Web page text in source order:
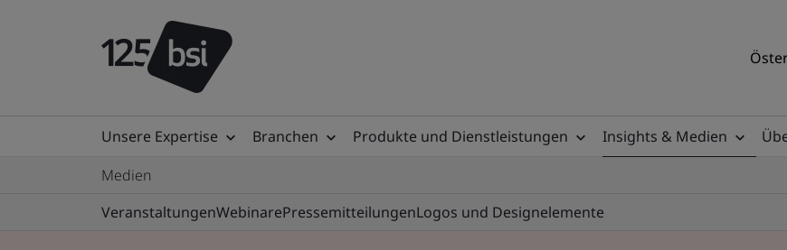
Unsere Expertise Branchen Produkte und Dienstleistungen Insights & Medien
Medien
VeranstaltungenWebinarePressemitteilungenLogos und Designelemente